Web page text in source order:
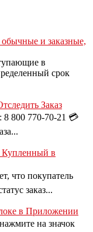
обычные и заказные,
в
срок
Заказ
8 800 770-70-21 💳
Купленный в
что покупатель
заказ...
в Приложении
на значок